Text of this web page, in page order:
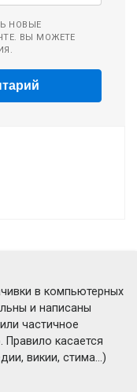
НОВЫЕ
ВЫ МОЖЕТЕ
в компьютерных
и написаны
частичное
касается
викии, стима...)